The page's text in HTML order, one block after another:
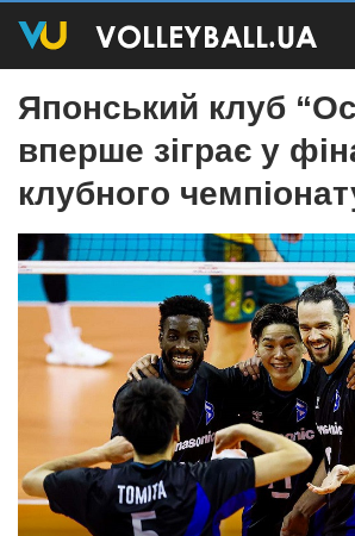
Японський клуб
вперше зіграє у
клубного